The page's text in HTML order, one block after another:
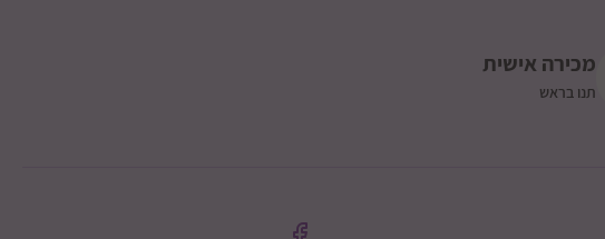
מכירה אישית
תנו בראש